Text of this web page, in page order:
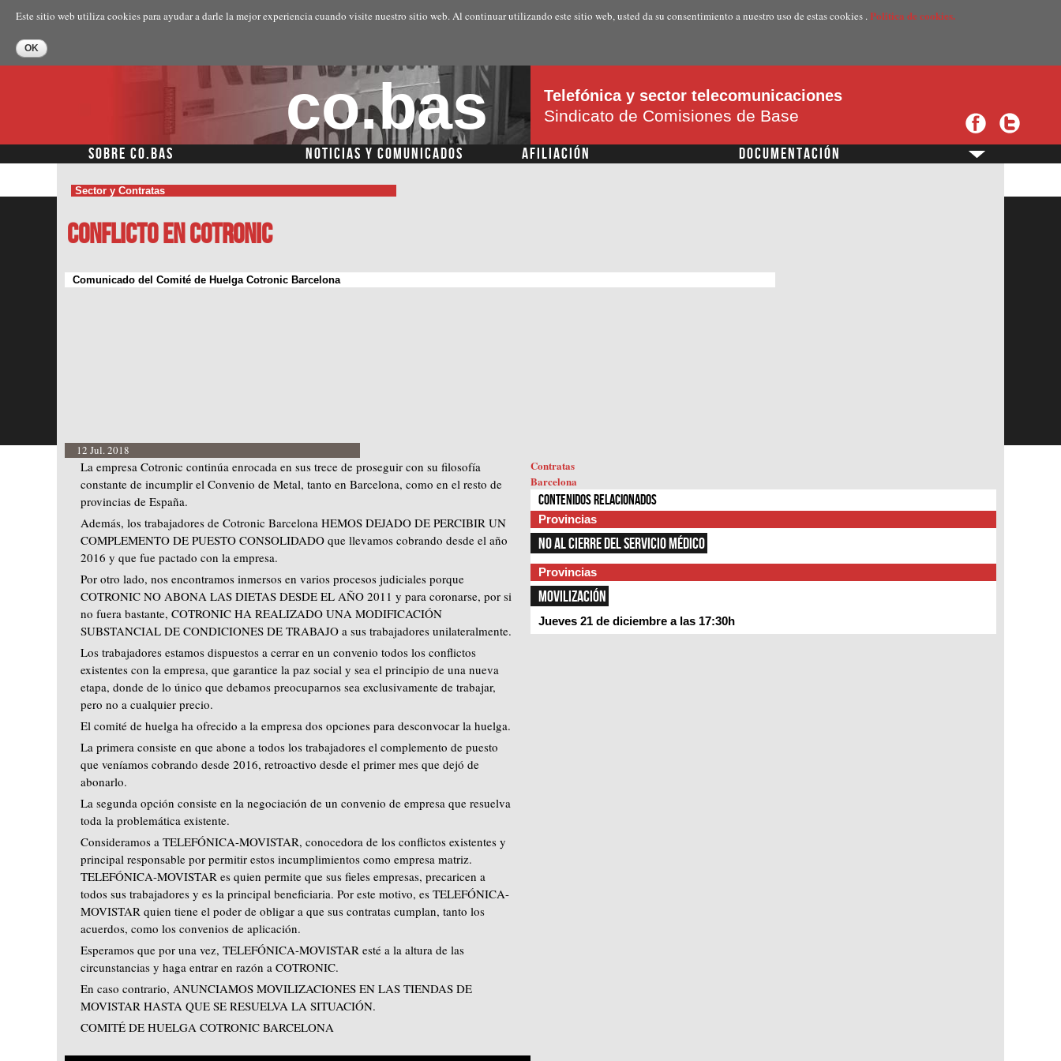
contenido
Este sitio web utiliza cookies para ayudar a darle la mejor experiencia cuando visite nuestro sitio web. Al continuar utilizando este sitio web, usted da su consentimiento a nuestro uso de estas cookies .Politica de cookies.
co.bas Telefónica y sector telecomunicaciones
Sindicato de Comisiones de Base
SOBRE CO.BAS NOTICIAS Y COMUNICADOS AFILIACIÓN DOCUMENTACIÓN ?
Sector y Contratas
Conflicto en Cotronic
Comunicado del Comité de Huelga Cotronic Barcelona
12 Jul. 2018
La empresa Cotronic continúa enrocada en sus trece de proseguir con su filosofía
constante de incumplir el Convenio de Metal, tanto en Barcelona, como en el resto de
provincias de España.
Además, los trabajadores de Cotronic Barcelona HEMOS DEJADO DE PERCIBIR UN
COMPLEMENTO DE PUESTO CONSOLIDADO que llevamos cobrando desde el año
2016 y que fue pactado con la empresa.
Por otro lado, nos encontramos inmersos en varios procesos judiciales porque
COTRONIC NO ABONA LAS DIETAS DESDE EL AÑO 2011 y para coronarse, por si
no fuera bastante, COTRONIC HA REALIZADO UNA MODIFICACIÓN
SUBSTANCIAL DE CONDICIONES DE TRABAJO a sus trabajadores unilateralmente.
Los trabajadores estamos dispuestos a cerrar en un convenio todos los conflictos
existentes con la empresa, que garantice la paz social y sea el principio de una nueva
etapa, donde de lo único que debamos preocuparnos sea exclusivamente de trabajar,
pero no a cualquier precio.
El comité de huelga ha ofrecido a la empresa dos opciones para desconvocar la huelga.
La primera consiste en que abone a todos los trabajadores el complemento de puesto
que veníamos cobrando desde 2016, retroactivo desde el primer mes que dejó de
abonarlo.
La segunda opción consiste en la negociación de un convenio de empresa que resuelva
toda la problemática existente.
Consideramos a TELEFÓNICA-MOVISTAR, conocedora de los conflictos existentes y
principal responsable por permitir estos incumplimientos como empresa matriz.
TELEFÓNICA-MOVISTAR es quien permite que sus fieles empresas, precaricen a
todos sus trabajadores y es la principal beneficiaria. Por este motivo, es TELEFÓNICA-
MOVISTAR quien tiene el poder de obligar a que sus contratas cumplan, tanto los
acuerdos, como los convenios de aplicación.
Esperamos que por una vez, TELEFÓNICA-MOVISTAR esté a la altura de las
circunstancias y haga entrar en razón a COTRONIC.
En caso contrario, ANUNCIAMOS MOVILIZACIONES EN LAS TIENDAS DE
MOVISTAR HASTA QUE SE RESUELVA LA SITUACIÓN.
COMITÉ DE HUELGA COTRONIC BARCELONA
Contratas
Barcelona
Contenidos relacionados
Provincias
NO AL CIERRE DEL SERVICIO MÉDICO
Provincias
MOVILIZACIÓN
Jueves 21 de diciembre a las 17:30h